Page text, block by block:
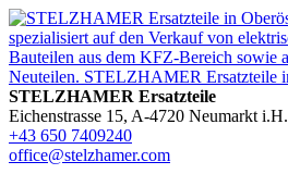
STELZHAMER Ersatzteile
Eichenstrasse 15, A-4720 Neumarkt i.H.
+43 650 7409240
office@stelzhamer.com